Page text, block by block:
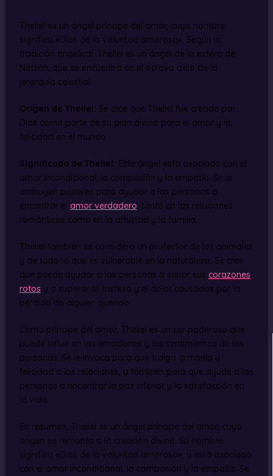
Theliel es un ángel príncipe del amor, cuyo nombre
significa «Dios de la voluntad amorosa». Según la
tradición angelical, Theliel es un ángel de la esfera de
Netzah, que se encuentra en el octavo cielo de la
jerarquía celestial.
Origen de Theliel: Se dice que Theliel fue creado por
Dios como parte de su plan divino para el amor y la
felicidad en el mundo.
Significado de Theliel: Este ángel está asociado con el
amor incondicional, la compasión y la empatía. Se le
atribuyen poderes para ayudar a las personas a
encontrar el amor verdadero , tanto en las relaciones
románticas como en la amistad y la familia.
Theliel también se considera un protector de los animales
y de todo lo que es vulnerable en la naturaleza. Se cree
que puede ayudar a las personas a sanar sus corazones
rotos y a superar la tristeza y el dolor causados por la
pérdida de alguien querido.
Como príncipe del amor, Theliel es un ser poderoso que
puede influir en las emociones y los sentimientos de las
personas. Se le invoca para que traiga armonía y
felicidad a las relaciones, y también para que ayude a las
personas a encontrar la paz interior y la satisfacción en
la vida.
En resumen, Theliel es un ángel príncipe del amor, cuyo
origen se remonta a la creación divina. Su nombre
significa «Dios de la voluntad amorosa», y está asociado
con el amor incondicional, la compasión y la empatía. Se